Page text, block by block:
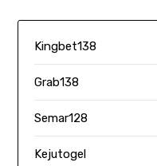
Kingbet138
Grab138
Semar128
Kejutogel